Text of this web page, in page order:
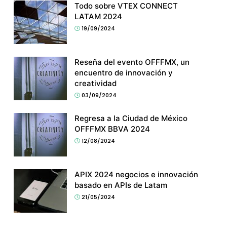
Todo sobre VTEX CONNECT
LATAM 2024
19/09/2024
Reseña del evento OFFFMX, un
encuentro de innovación y
creatividad
03/09/2024
Regresa a la Ciudad de México
OFFFMX BBVA 2024
12/08/2024
APIX 2024 negocios e innovación
basado en APIs de Latam
21/05/2024